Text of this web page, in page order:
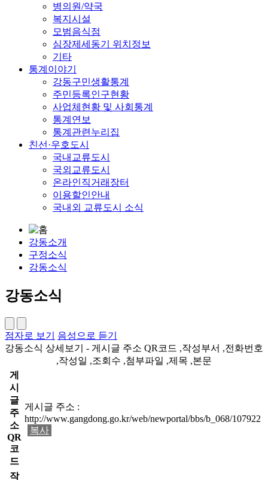
병의원/약국
복지시설
모범음식점
심장제세동기 위치정보
기타
통계이야기
강동구민생활통계
주민등록인구현황
사업체현황 및 사회통계
통계연보
통계관련누리집
친선·우호도시
국내교류도시
국외교류도시
온라인직거래장터
이용할인안내
국내외 교류도시 소식
강동소개
구정소식
강동소식
강동소식
점자로 보기
음성으로 듣기
강동소식 상세보기 - 게시글 주소 QR코드 ,작성부서 ,전화번호
,작성일 ,조회수 ,첨부파일 ,제목 ,본문
게
시
글
주
소
QR
코
드
게시글 주소 :
http://www.gangdong.go.kr/web/newportal/bbs/b_068/107922
복사
작